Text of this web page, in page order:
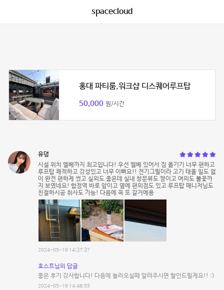
spacecloud
홍대 파티룸,워크샵 디스퀘어루프탑
50,000 원/시간
유댕
시설 위치 엘베까지 최고입니다! 우선 엘베 있어서 짐 옮기기 너무 편하고
루프탑 쾌적하고 감성있고 너무 이뻐요!! 전기그릴이라 고기 태울 일도 없
이 완전 편하게 썼고 실외도 좋은데 실내 창문뷰도 짱이고 여의도 불꽃까
지 보였네요! 합정역 바로 앞이고 옆에 편의점도 있고 루프탑 매니저님도
친절하시공 취사도 가능! 다음에 꼭 또 갈거에용
2024-05-19 14:37:37
호스트님의 답글
좋은 후기 감사합니다! 다음에 놀러오실때 알려주시면 할인드릴게요!! :)
2024-05-19 14:48:55